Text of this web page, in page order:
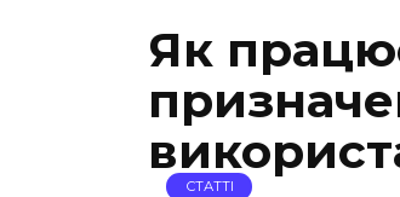
Як
СТАТТІ